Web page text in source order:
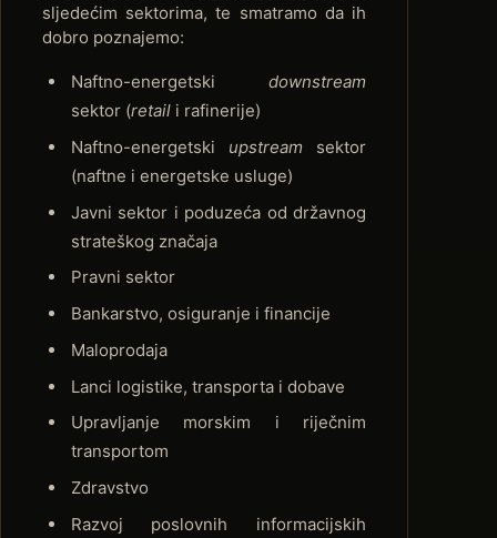
sljedećim sektorima, te smatramo da ih
dobro poznajemo:
Naftno-energetskidownstream
sektor (retaili rafinerije)
Naftno-energetski upstream sektor
(naftne i energetske usluge)
Javni sektor i poduzeća od državnog
strateškog značaja
Pravni sektor
Bankarstvo, osiguranje i financije
Maloprodaja
Lanci logistike, transporta i dobave
Upravljanje morskim i riječnim
transportom
Zdravstvo
Razvoj poslovnih informacijskih